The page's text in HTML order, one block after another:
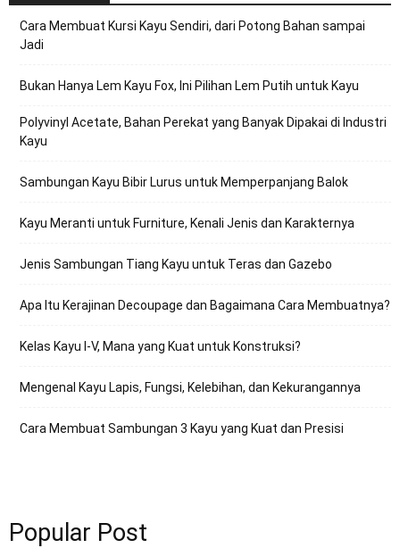
Cara Membuat Kursi Kayu Sendiri, dari Potong Bahan sampai
Jadi
Bukan Hanya Lem Kayu Fox, Ini Pilihan Lem Putih untuk Kayu
Polyvinyl Acetate, Bahan Perekat yang Banyak Dipakai di Industri
Kayu
Sambungan Kayu Bibir Lurus untuk Memperpanjang Balok
Kayu Meranti untuk Furniture, Kenali Jenis dan Karakternya
Jenis Sambungan Tiang Kayu untuk Teras dan Gazebo
Apa Itu Kerajinan Decoupage dan Bagaimana Cara Membuatnya?
Kelas Kayu I-V, Mana yang Kuat untuk Konstruksi?
Mengenal Kayu Lapis, Fungsi, Kelebihan, dan Kekurangannya
Cara Membuat Sambungan 3 Kayu yang Kuat dan Presisi
Popular Post